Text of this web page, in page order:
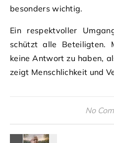
besonders wichtig.
Ein respektvoller
schützt alle Beteiligten.
keine Antwort zu haben,
zeigt Menschlichkeit und
No